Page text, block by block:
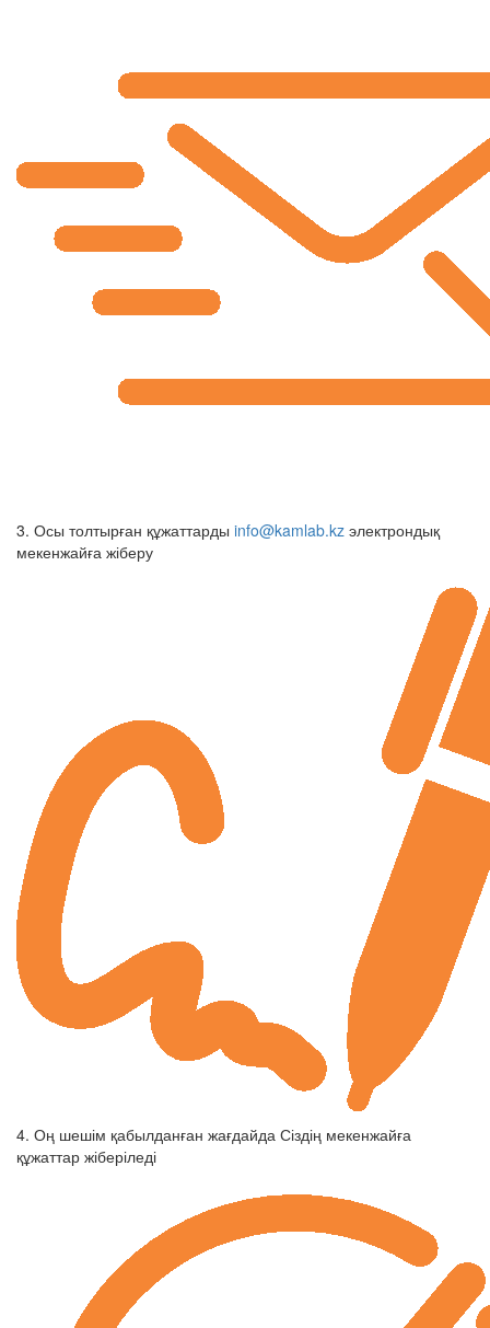
3. Осы толтырған құжаттарды info@kamlab.kz электрондық
мекенжайға жіберу
4. Оң шешім қабылданған жағдайда Сіздің мекенжайға
құжаттар жіберіледі